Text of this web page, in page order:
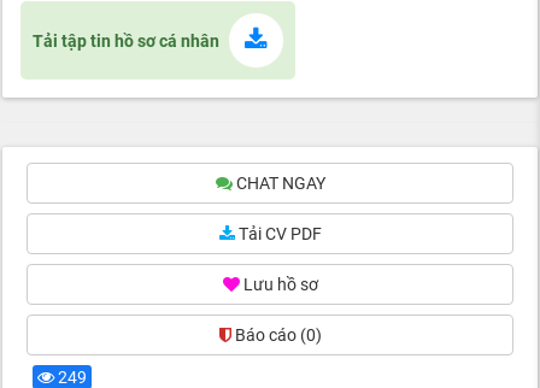
Tải tập tin hồ sơ cá nhân
CHAT NGAY
Tải CV PDF
Lưu hồ sơ
Báo cáo (0)
249